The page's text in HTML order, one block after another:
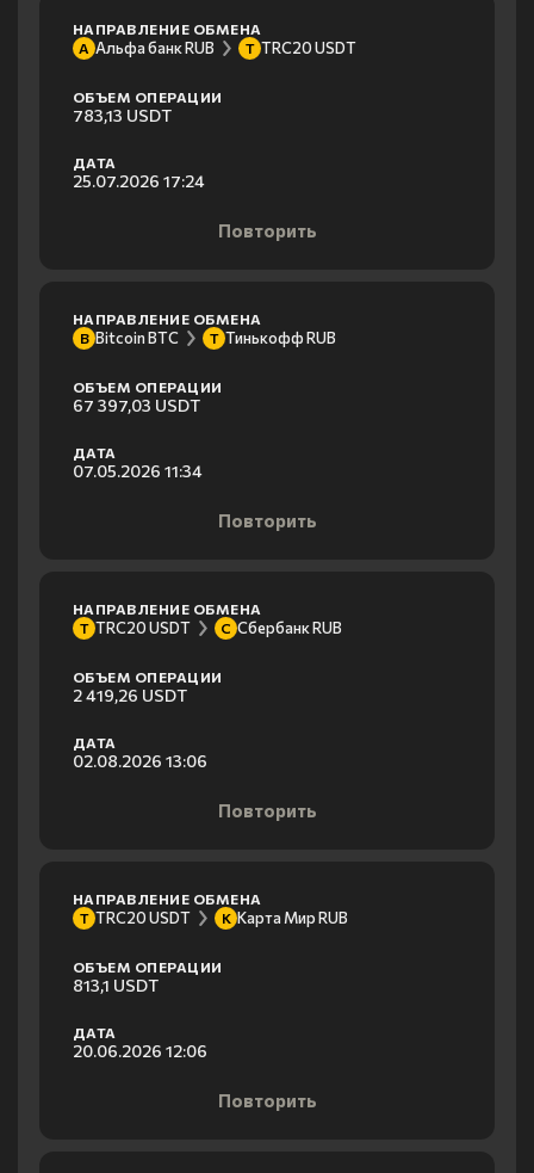
НАПРАВЛЕНИЕ ОБМЕНА
А Альфа банк RUB T TRC20 USDT
ОБЪЕМ ОПЕРАЦИИ
783,13 USDT
ДАТА
25.07.2026 17:24
Повторить
НАПРАВЛЕНИЕ ОБМЕНА
B Bitcoin BTC Т Тинькофф RUB
ОБЪЕМ ОПЕРАЦИИ
67 397,03 USDT
ДАТА
07.05.2026 11:34
Повторить
НАПРАВЛЕНИЕ ОБМЕНА
T TRC20 USDT С Сбербанк RUB
ОБЪЕМ ОПЕРАЦИИ
2 419,26 USDT
ДАТА
02.08.2026 13:06
Повторить
НАПРАВЛЕНИЕ ОБМЕНА
T TRC20 USDT К Карта Мир RUB
ОБЪЕМ ОПЕРАЦИИ
813,1 USDT
ДАТА
20.06.2026 12:06
Повторить